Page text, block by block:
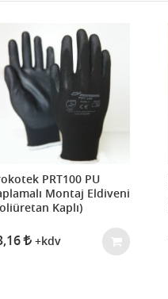
PRT100 PU
Montaj Eldiveni
Kaplı)
+kdv